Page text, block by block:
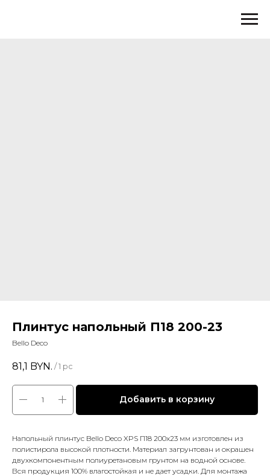
Плинтус напольный П18 200-23
Bello Deco
81,1 BYN. / 1 pc
Добавить в корзину
Напольный плинтус Bello Deco XPS П18 200x23 мм изготовлен из
полистирола высокой плотности. Материал загрунтован и окрашен
двухкомпонентным полиуретановым грунтом на водной основе.
Вся продукция 100% влагостойкая и не дает усадки. Для монтажа